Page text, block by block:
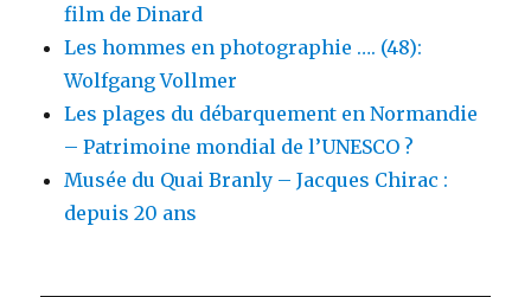
film de Dinard
Les hommes en photographie …. (48):
Wolfgang Vollmer
Les plages du débarquement en Normandie
– Patrimoine mondial de l’UNESCO ?
Musée du Quai Branly – Jacques Chirac :
depuis 20 ans